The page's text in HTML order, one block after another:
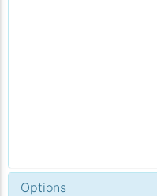
Options